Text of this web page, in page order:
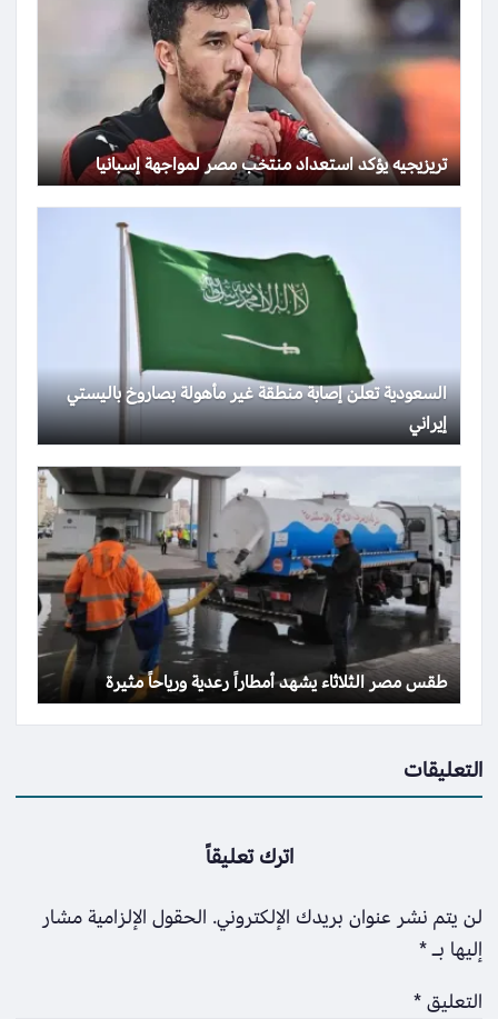
تريزيجيه يؤكد استعداد منتخب مصر لمواجهة إسبانيا
السعودية تعلن إصابة منطقة غير مأهولة بصاروخ باليستي
إيراني
طقس مصر الثلاثاء يشهد أمطاراً رعدية ورياحاً مثيرة
التعليقات
اترك تعليقاً
لن يتم نشر عنوان بريدك الإلكتروني. الحقول الإلزامية مشار
إليها بـ*
التعليق*